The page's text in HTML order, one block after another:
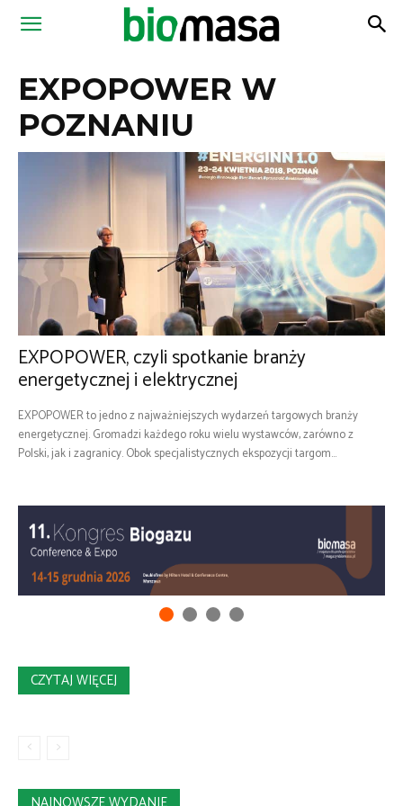
Magazyn
EXPOPOWER W
POZNANIU
EXPOPOWER, czyli spotkanie branży
energetycznej i elektrycznej
EXPOPOWER to jedno z najważniejszych wydarzeń targowych branży
energetycznej. Gromadzi każdego roku wielu wystawców, zarówno z
Polski, jak i zagranicy. Obok specjalistycznych ekspozycji targom...
CZYTAJ WIĘCEJ